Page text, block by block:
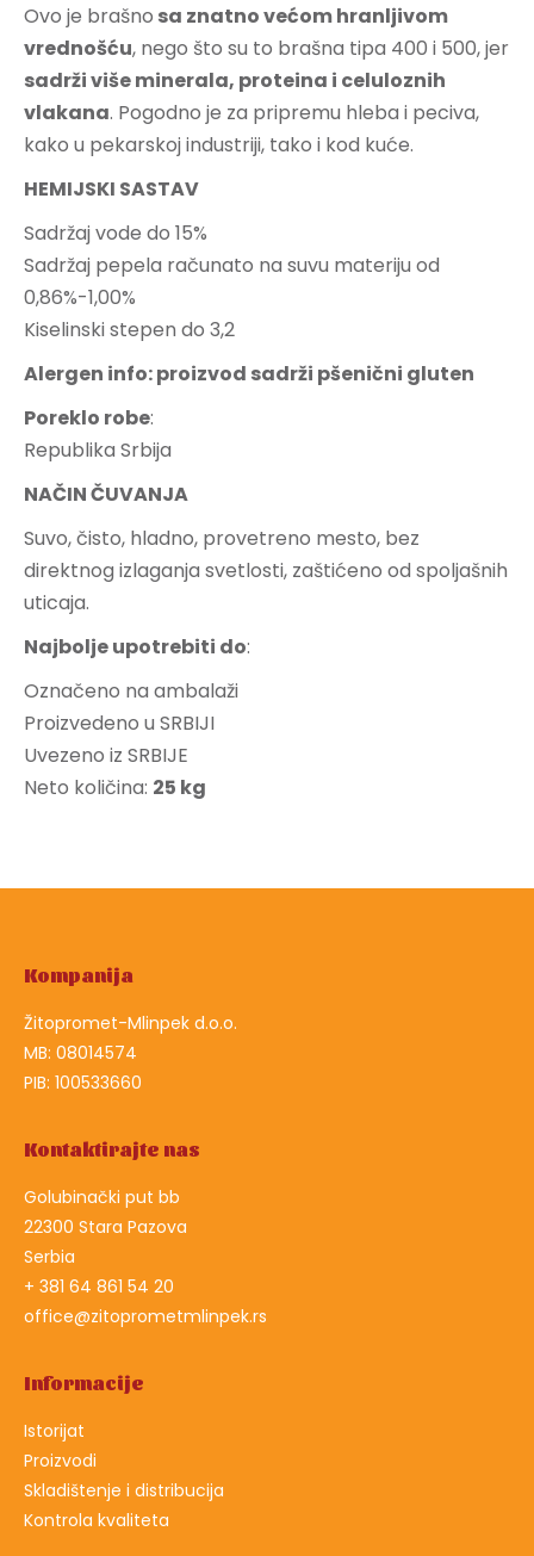
Ovo je brašno sa znatno većom hranljivom
vrednošću, nego što su to brašna tipa 400 i 500, jer
sadrži više minerala, proteina i celuloznih
vlakana. Pogodno je za pripremu hleba i peciva,
kako u pekarskoj industriji, tako i kod kuće.
HEMIJSKI SASTAV
Sadržaj vode do 15%
Sadržaj pepela računato na suvu materiju od
0,86%-1,00%
Kiselinski stepen do 3,2
Alergen info: proizvod sadrži pšenični gluten
Poreklo robe:
Republika Srbija
NAČIN ČUVANJA
Suvo, čisto, hladno, provetreno mesto, bez
direktnog izlaganja svetlosti, zaštićeno od spoljašnih
uticaja.
Najbolje upotrebiti do:
Označeno na ambalaži
Proizvedeno u SRBIJI
Uvezeno iz SRBIJE
Neto količina: 25 kg
Kompanija
Žitopromet-Mlinpek d.o.o.
MB: 08014574
PIB: 100533660
Kontaktirajte nas
Golubinački put bb
22300 Stara Pazova
Serbia
+ 381 64 861 54 20
office@zitoprometmlinpek.rs
Informacije
Istorijat
Proizvodi
Skladištenje i distribucija
Kontrola kvaliteta